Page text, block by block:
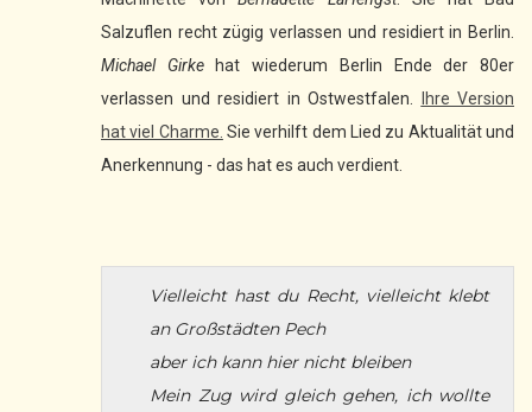
Salzuflen recht zügig verlassen und residiert in Berlin.
Michael Girkehat wiederum Berlin Ende der 80er
verlassen und residiert in Ostwestfalen.
Ihre Version
hat viel Charme. Sie verhilft dem Lied zu Aktualität und
Anerkennung - das hat es auch verdient.
Vielleicht hast du Recht, vielleicht klebt
an Großstädten Pech
aber ich kann hier nicht bleiben
Mein Zug wird gleich gehen, ich wollte